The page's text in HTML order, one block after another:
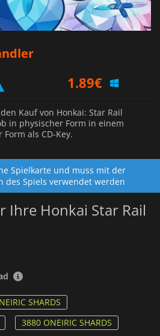
1.89€
4.81€
Kauf von Honkai: Star Rail
in physischer Form in einem
als CD-Key.
Spielkarte und muss mit der
des Spiels verwendet werden
Ihre Honkai Star Rail
SHARDS
3880 ONEIRIC SHARDS